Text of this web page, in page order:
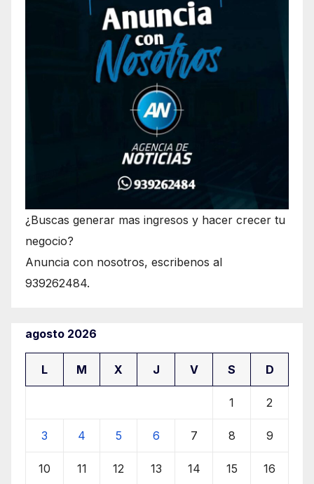
¿Buscas generar mas ingresos y hacer crecer tu
negocio?
Anuncia con nosotros, escribenos al
939262484.
agosto 2026
L M X J V S D
1 2
3 4 5 6 7 8 9
10 11 12 13 14 15 16